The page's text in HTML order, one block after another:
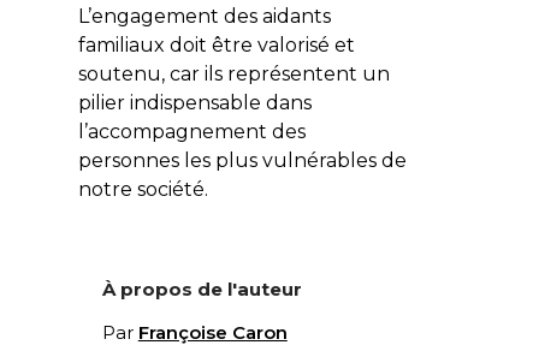
L’engagement des aidants
familiaux doit être valorisé et
soutenu, car ils représentent un
pilier indispensable dans
l’accompagnement des
personnes les plus vulnérables de
notre société.
À propos de l'auteur
Par Françoise Caron